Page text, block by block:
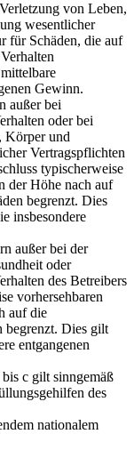
von Leben,
wesentlicher
für Schäden, die auf
Gewinn.
außer bei
oder bei
Körper und
Vertragspflichten
typischerweise
der Höhe nach auf
begrenzt. Dies
insbesondere
außer bei der
oder
des Betreibers
vorhersehbaren
auf die
begrenzt. Dies gilt
entgangenen
c gilt sinngemäß
des
nationalem